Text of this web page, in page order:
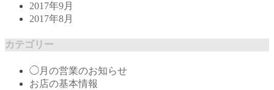
2017年9月
2017年8月
カテゴリー
◯月の営業のお知らせ
お店の基本情報